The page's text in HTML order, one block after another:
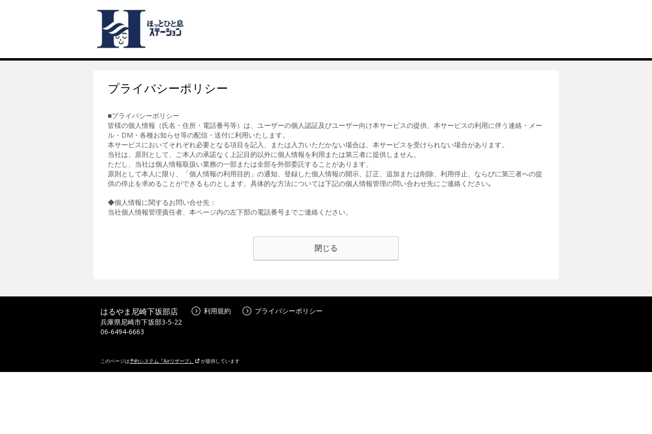
プライバシーポリシー
■プライバシーポリシー
皆様の個人情報（氏名・住所・電話番号等）は、ユーザーの個人認証及びユーザー向け本サービスの提供、本サービスの利用に伴う連絡・メー
ル・DM・各種お知らせ等の配信・送付に利用いたします。
本サービスにおいてそれぞれ必要となる項目を記入、または入力いただかない場合は、本サービスを受けられない場合があります。
当社は、原則として、ご本人の承諾なく上記目的以外に個人情報を利用または第三者に提供しません。
ただし、当社は個人情報取扱い業務の一部または全部を外部委託することがあります。
原則として本人に限り、「個人情報の利用目的」の通知、登録した個人情報の開示、訂正、追加または削除、利用停止、ならびに第三者への提
供の停止を求めることができるものとします。具体的な方法については下記の個人情報管理の問い合わせ先にご連絡ください｡
◆個人情報に関するお問い合せ先：
当社個人情報管理責任者、本ページ内の左下部の電話番号までご連絡ください。
閉じる
はるやま尼崎下坂部店
兵庫県尼崎市下坂部3-5-22
06-6494-6663
利用規約 プライバシーポリシー
このページは予約システム『Airリザーブ』 が提供しています